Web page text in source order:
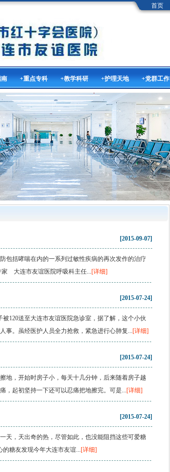
首页
+重点专科 +教学科研 +护理天地 +党群工作
[2015-09-07]
包括哮喘在内的一系列过敏性疾病的再次发作的治疗
家 大连市友谊医院呼吸科主任...[详细]
[2015-07-24]
120送至大连市友谊医院急诊室，据了解，这个小伙
事。虽经医护人员全力抢救，紧急进行心肺复...[详细]
[2015-07-24]
地，开始时房子小，每天十几分钟，后来随着房子越
，起初坚持一下还可以忍痛把地擦完。可是...[详细]
[2015-07-24]
天，天出奇的热，尽管如此，也没能阻挡这些可爱糖
糖友发现今年大连市友谊...[详细]